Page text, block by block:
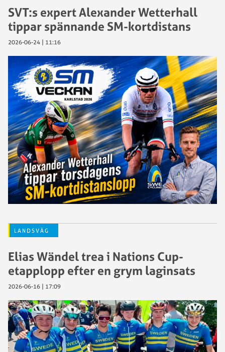
SVT:s expert Alexander Wetterhall
tippar spännande SM-kortdistans
2026-06-24 | 11:16
LANDSVÄG
Elias Wändel trea i Nations Cup-
etapplopp efter en grym laginsats
2026-06-16 | 17:09